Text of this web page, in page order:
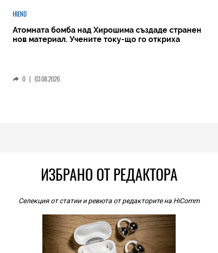
HIEND
Атомната бомба над Хирошима създаде странен
нов материал. Учените току-що го откриха
0 | 03.08.2026
ИЗБРАНО ОТ РЕДАКТОРА
Селекция от статии и ревюта от редакторите на HiComm